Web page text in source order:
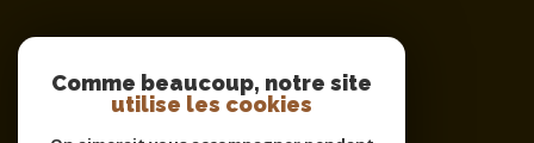
Comme beaucoup, notre site
utilise les cookies